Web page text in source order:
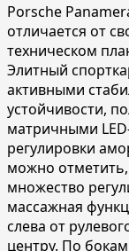
Porsche
отличается от
техническом
Элитный
активными
устойчивости,
матричными
регулировки
можно отметить,
множество
массажная
слева от
центру. По